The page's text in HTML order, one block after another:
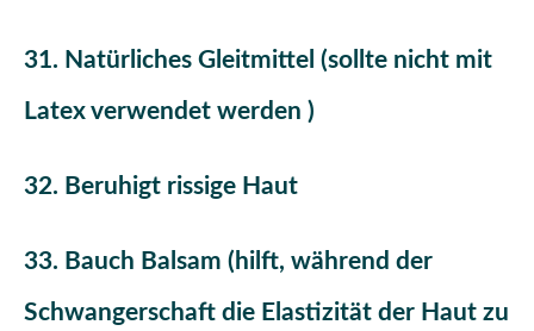
31. Natürliches Gleitmittel (sollte nicht mit
Latex verwendet werden )
32. Beruhigt rissige Haut
33. Bauch Balsam (hilft, während der
Schwangerschaft die Elastizität der Haut zu